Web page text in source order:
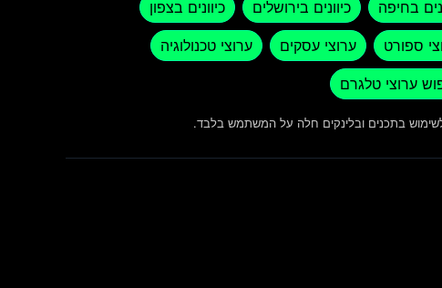
בחיפה כיוונים בירושלים כיוונים בצפון
ספורט ערוצי עסקים ערוצי טכנולוגיה
ערוצי טלגרם
בתכנים ובלינקים חלה על המשתמש בלבד.